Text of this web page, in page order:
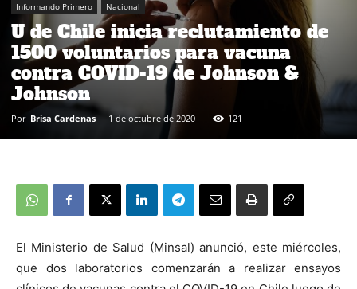
Informando Primero Nacional
U de Chile inicia reclutamiento de
1500 voluntarios para vacuna
contra COVID-19 de Johnson &
Johnson
Por Brisa Cardenas - 1 de octubre de 2020 121
El Ministerio de Salud (Minsal) anunció, este miércoles,
que dos laboratorios comenzarán a realizar ensayos